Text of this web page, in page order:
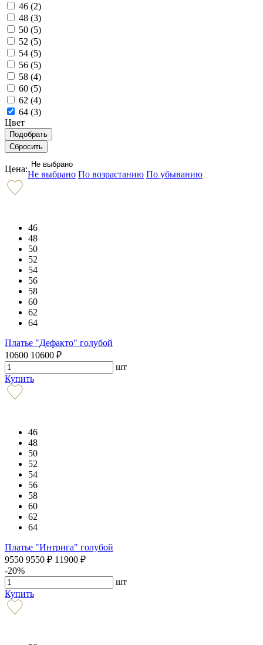
46 (2)
48 (3)
50 (5)
52 (5)
54 (5)
56 (5)
58 (4)
60 (5)
62 (4)
64 (3)
Цвет
Цена: Не выбрано
Не выбрано По возрастанию По убыванию
46
48
50
52
54
56
58
60
62
64
Платье "Дефакто" голубой
10600 10600 ₽
шт
Купить
46
48
50
52
54
56
58
60
62
64
Платье "Интрига" голубой
9550 9550 ₽ 11900 ₽
-20%
шт
Купить